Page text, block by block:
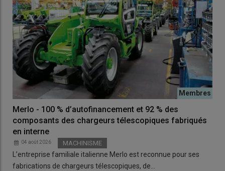
Merlo - 100 % d’autofinancement et 92 % des
composants des chargeurs télescopiques fabriqués
en interne
04 août 2026 MACHINISME
L’entreprise familiale italienne Merlo est reconnue pour ses
fabrications de chargeurs télescopiques, de…